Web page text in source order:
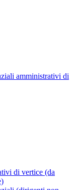
amministrativi di
di vertice (da